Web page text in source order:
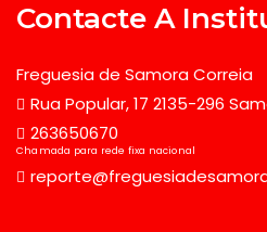
Contacte A
Freguesia de Samora Correia
Rua Popular, 17 2135-296
263650670
Chamada para rede fixa nacional